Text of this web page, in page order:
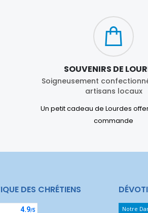
SOUVENIRS DE
Soigneusement
artisans locaux
Un petit cadeau de Lourdes
commande
DES CHRÉTIENS
Notre